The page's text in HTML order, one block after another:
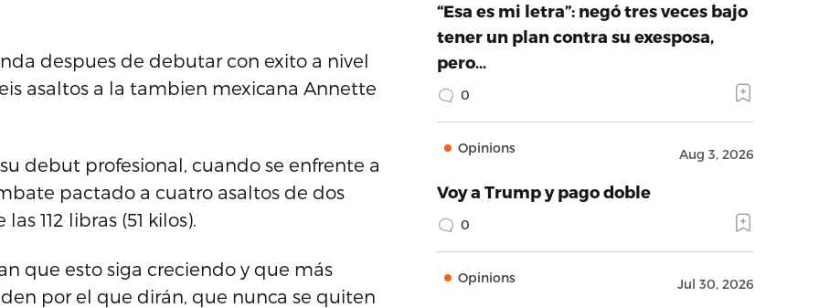
despues de debutar con exito a nivel
asaltos a la tambien mexicana Annette
debut profesional, cuando se enfrente a
pactado a cuatro asaltos de dos
112 libras (51 kilos).
que esto siga creciendo y que más
por el que dirán, que nunca se quiten
“Esa es mi letra”: negó tres veces bajo
tener un plan contra su exesposa,
pero…
0
Opinions Aug 3, 2026
Voy a Trump y pago doble
0
Opinions Jul 30, 2026